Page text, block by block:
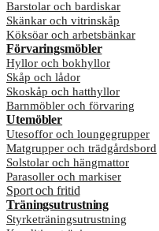
Barstolar och bardiskar
Skänkar och vitrinskåp
Köksöar och arbetsbänkar
Förvaringsmöbler
Hyllor och bokhyllor
Skåp och lådor
Skoskåp och hatthyllor
Barnmöbler och förvaring
Utemöbler
Utesoffor och loungegrupper
Matgrupper och trädgårdsbord
Solstolar och hängmattor
Parasoller och markiser
Sport och fritid
Träningsutrustning
Styrketräningsutrustning